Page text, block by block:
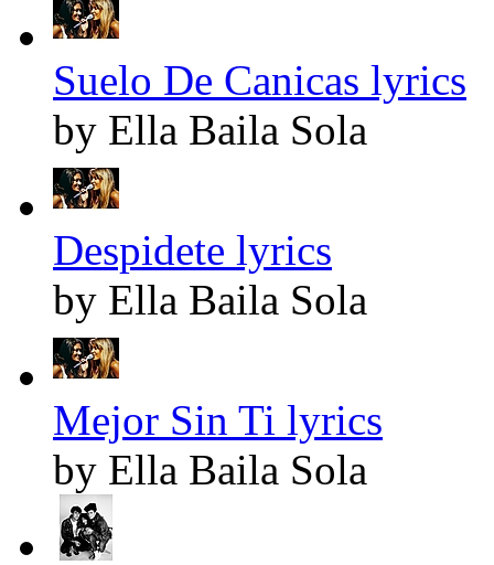
Suelo De Canicas lyrics
by Ella Baila Sola
Despidete lyrics
by Ella Baila Sola
Mejor Sin Ti lyrics
by Ella Baila Sola